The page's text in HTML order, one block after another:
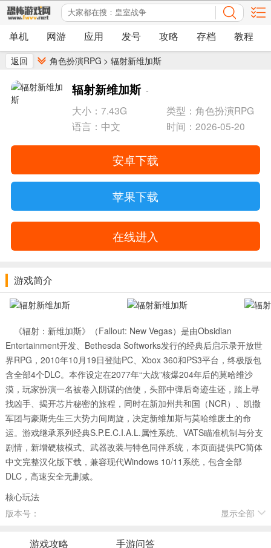
单机 网游 应用 发号 攻略 存档 教程
返回 角色扮演RPG > 辐射新维加斯
辐射新维加斯 -
大小：7.43G
类型：角色扮演RPG
语言：中文
时间：2026-05-20
安卓下载
苹果下载
在线进入
游戏简介
《辐射：新维加斯》（Fallout: New Vegas）是由Obsidian
Entertainment开发、Bethesda Softworks发行的经典后启示录开放世
界RPG，2010年10月19日登陆PC、Xbox 360和PS3平台，终极版包
含全部4个DLC。本作设定在2077年“大战”核爆204年后的莫哈维沙
漠，玩家扮演一名被卷入阴谋的信使，头部中弹后奇迹生还，踏上寻
找凶手、揭开芯片秘密的旅程，同时在新加州共和国（NCR）、凯撒
军团与豪斯先生三大势力间周旋，决定新维加斯与莫哈维废土的命
运。游戏继承系列经典S.P.E.C.I.A.L.属性系统、VATS瞄准机制与分支
剧情，新增硬核模式、武器改装与特色同伴系统，本页面提供PC简体
中文完整汉化版下载，兼容现代Windows 10/11系统，包含全部
DLC，高速安全无删减。
核心玩法
游戏以高自由度RPG为核心，玩家可自由塑造角色，探索辐射后的
结局。
版本号： 显示全部
游戏攻略 手游问答